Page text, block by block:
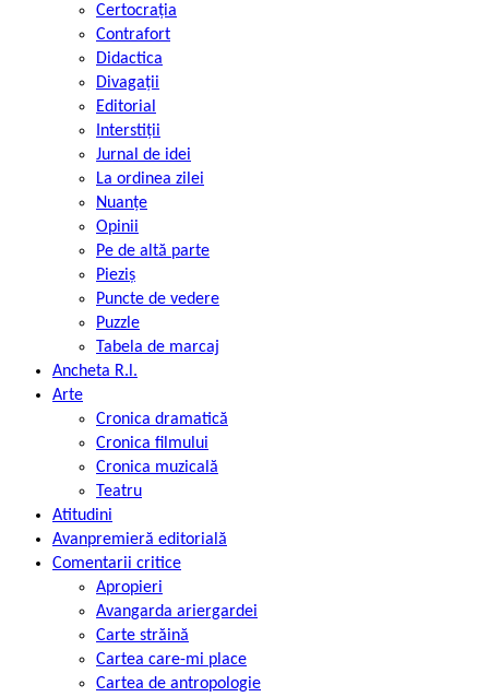
Certocrația
Contrafort
Didactica
Divagații
Editorial
Interstiții
Jurnal de idei
La ordinea zilei
Nuanțe
Opinii
Pe de altă parte
Pieziș
Puncte de vedere
Puzzle
Tabela de marcaj
Ancheta R.l.
Arte
Cronica dramatică
Cronica filmului
Cronica muzicală
Teatru
Atitudini
Avanpremieră editorială
Comentarii critice
Apropieri
Avangarda ariergardei
Carte străină
Cartea care-mi place
Cartea de antropologie